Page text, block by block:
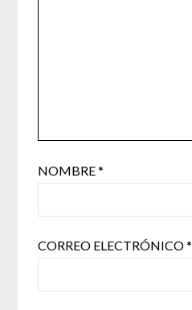
NOMBRE*
CORREO ELECTRÓNICO*